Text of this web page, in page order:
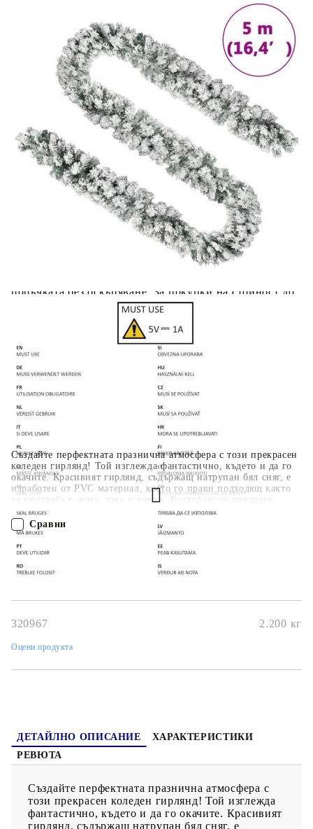
Създайте перфектната празнична атмосфера с този прекрасен
коледен гирлянд! Той изглежда фантастично, където и да го
окачите. Красивият гирлянд, съдържащ натрупан бял сняг, е
изработен от PVC материал, което го прави подходящ както
за употреба в дома, така и навън. Когато не го ползвате,
може лесно да го съхранявате до следващия празник.
Предоставената таблица е с информационна цел.
Добавете продукта в количката си с бутона "Добави в
количката" и при поръчка ще можете да изберете броя
вноски на кредита.
Предоставената таблица е с информационна цел.
Добавете продукта в количката си с бутона "Добави в
количката" и при поръчка ще можете да изберете броя
вноски на кредита.
Предоставената таблица е с информационна цел.
Добавете продукта в количката си с бутона "Добави в
количката" и при поръчка ще можете да изберете броя
вноски на кредита.
Когато плащате с NewPay, всъщност NewPay плаща
поръчката Ви вместо Вас. Вие я получавате и
разполагате с три начина да я платите към тях:
поръчката без оскъпяване. За покупки на стойност до
Плащане на 4 вноски. Заплащате 20% от стойността на
поръчката си на момента с карта. Останалата сума се
разделя на 3 равни месечни вноски без оскъпяване. За
покупки на стойност до 1000 лв. / €511.31
Плащане на 6 вноски. Стойността на поръчката се
разпределя в 6 равни месечни вноски с оскъпяване. За
покупки на стойност до 2000 лв. / €1022.61
ПОРЪЧАЙ БЕЗ РЕГИСТРАЦИЯ
320967 2.200 кг
Оцени продукта
Сравни
ДЕТАЙЛНО ОПИСАНИЕ
ХАРАКТЕРИСТИКИ
РЕВЮТА
Създайте перфектната празнична атмосфера с
този прекрасен коледен гирлянд! Той изглежда
фантастично, където и да го окачите. Красивият
гирлянд, съдържащ натрупан бял сняг, е